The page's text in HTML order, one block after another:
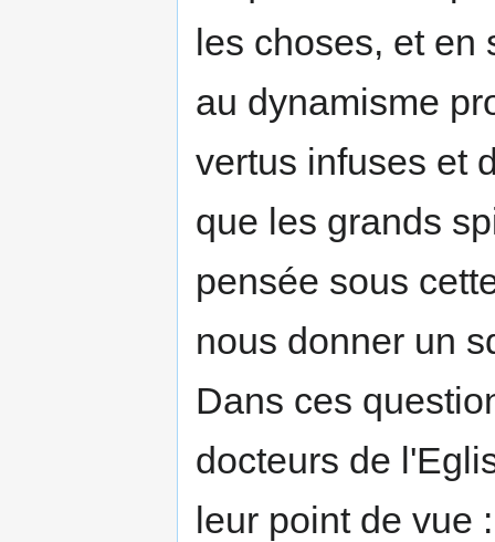
les choses, et en
au dynamisme
vertus infuses et
que les grands
pensée sous
nous donner un
Dans ces
docteurs de
leur point de vue